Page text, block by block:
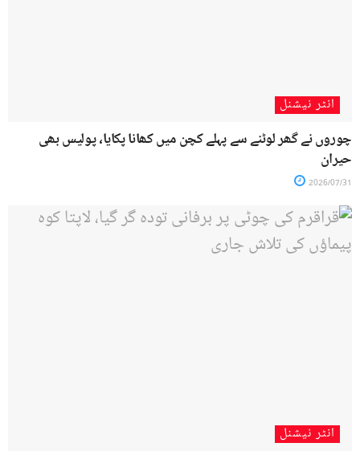
انٹر نیشنل
چوروں نے گھر لوٹنے سے پہلے کچن میں کھانا پکایا، پولیس بھی
حیران
2026/07/31
انٹر نیشنل